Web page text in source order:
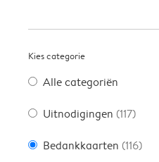
Kies categorie
Alle categoriën
Uitnodigingen (117)
Bedankkaarten (116)